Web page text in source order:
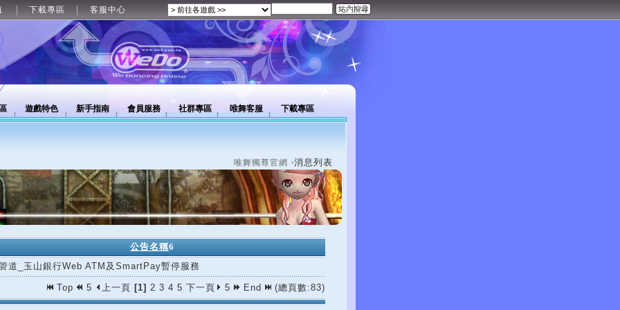
下載專區 客服中心
遊戲特色 新手指南 會員服務 社群專區 唯舞客服 下載專區
唯舞獨尊官網 ‧消息列表
公告名稱6
道_玉山銀行Web ATM及SmartPay暫停服務
Top 5 上一頁 [1] 2 3 4 5 下一頁 5 End (總頁數:83)